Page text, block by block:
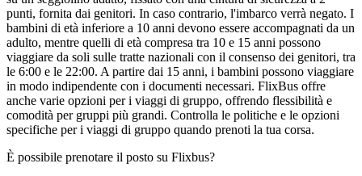
punti, fornita dai genitori. In caso contrario, l'imbarco verrà negato. I
bambini di età inferiore a 10 anni devono essere accompagnati da un
adulto, mentre quelli di età compresa tra 10 e 15 anni possono
viaggiare da soli sulle tratte nazionali con il consenso dei genitori, tra
le 6:00 e le 22:00. A partire dai 15 anni, i bambini possono viaggiare
in modo indipendente con i documenti necessari. FlixBus offre
anche varie opzioni per i viaggi di gruppo, offrendo flessibilità e
comodità per gruppi più grandi. Controlla le politiche e le opzioni
specifiche per i viaggi di gruppo quando prenoti la tua corsa.
È possibile prenotare il posto su Flixbus?